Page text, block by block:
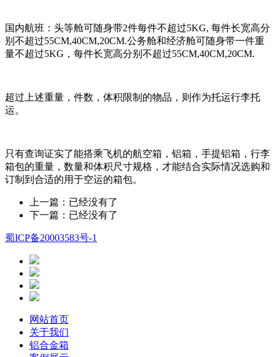
国内航班：头等舱可随身带2件每件不超过5KG, 每件长宽高分
别不超过55CM,40CM,20CM.公务舱和经济舱可随身带一件重
量不超过5KG，每件长宽高分别不超过55CM,40CM,20CM.
超过上述重量，件数，体积限制的物品，则作为托运行李托
运。
只有查询证实了能搭乘飞机的航空箱，铝箱，手提铝箱，行李
箱包的重量，数量和体积尺寸规格，才能结合实际情况选购和
订制到合适的用于空运的箱包。
上一篇：已经没有了
下一篇：已经没有了
蜀ICP备20003583号-1
网站首页
关于我们
铝合金箱